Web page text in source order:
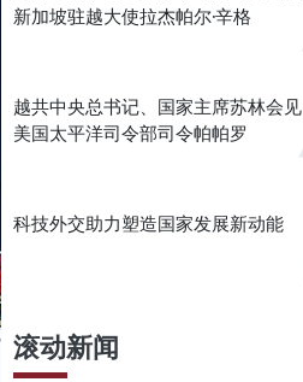
新加坡驻越大使拉杰帕尔·辛格
越共中央总书记、国家主席苏林会见
美国太平洋司令部司令帕帕罗
科技外交助力塑造国家发展新动能
滚动新闻